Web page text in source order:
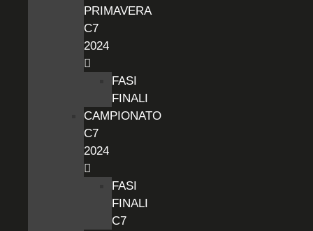
PRIMAVERA
C7
2024
FASI
FINALI
CAMPIONATO
C7
2024
FASI
FINALI
C7